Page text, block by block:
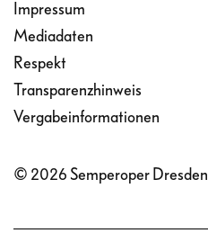
Impressum
Mediadaten
Respekt
Transparenzhinweis
Vergabeinformationen
© 2026 Semperoper Dresden